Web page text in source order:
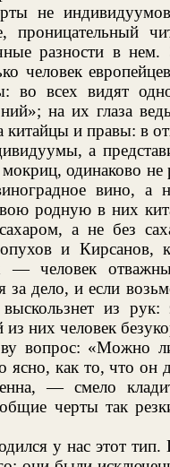
не
проницательный
разности в
человек
во всех видят
на их глаза
китайцы и правы: в
а
мокриц, одинаково
вино, а
родную в них
а не без
и Кирсанов,
человек
дело, и если
из
них человек
вопрос: «Можно
ясно, как то, что
— смело
черты так
у нас этот